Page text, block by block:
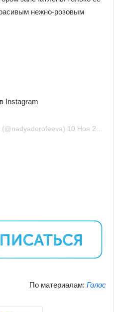
нежно-розовым
Instagram
По материалам: Голос